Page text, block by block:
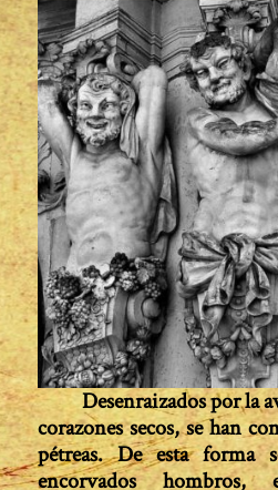
Desenraizados por la
corazones secos, se han
pétreas. De esta forma
encorvados